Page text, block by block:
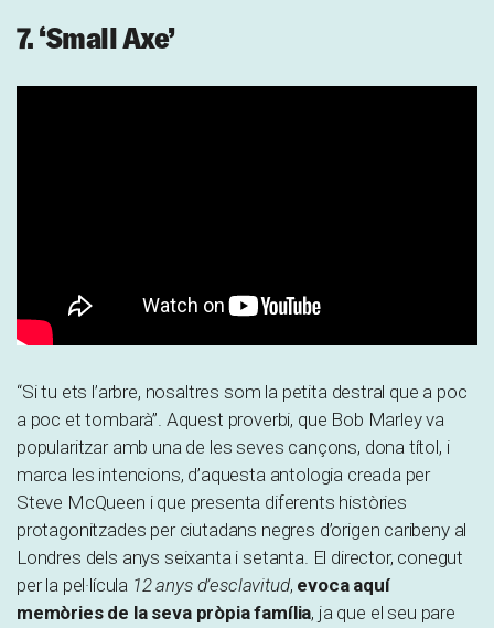
7. ‘Small Axe’
“Si tu ets l’arbre, nosaltres som la petita destral que a poc
a poc et tombarà”. Aquest proverbi, que Bob Marley va
popularitzar amb una de les seves cançons, dona títol, i
marca les intencions, d’aquesta antologia creada per
Steve McQueen i que presenta diferents històries
protagonitzades per ciutadans negres d’origen caribeny al
Londres dels anys seixanta i setanta. El director, conegut
per la pel·lícula 12 anys d’esclavitud, evoca aquí
memòries de la seva pròpia família, ja que el seu pare